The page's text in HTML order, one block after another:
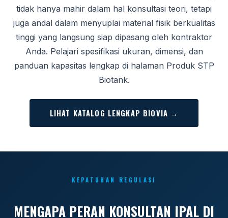
tidak hanya mahir dalam hal konsultasi teori, tetapi
juga andal dalam menyuplai material fisik berkualitas
tinggi yang langsung siap dipasang oleh kontraktor
Anda. Pelajari spesifikasi ukuran, dimensi, dan
panduan kapasitas lengkap di halaman Produk STP
Biotank.
LIHAT KATALOG LENGKAP BIOVIA →
KEPATUHAN REGULASI
MENGAPA PERAN KONSULTAN IPAL DI